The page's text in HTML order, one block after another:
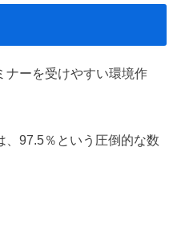
ナーを受けやすい環境作
、97.5％という圧倒的な数